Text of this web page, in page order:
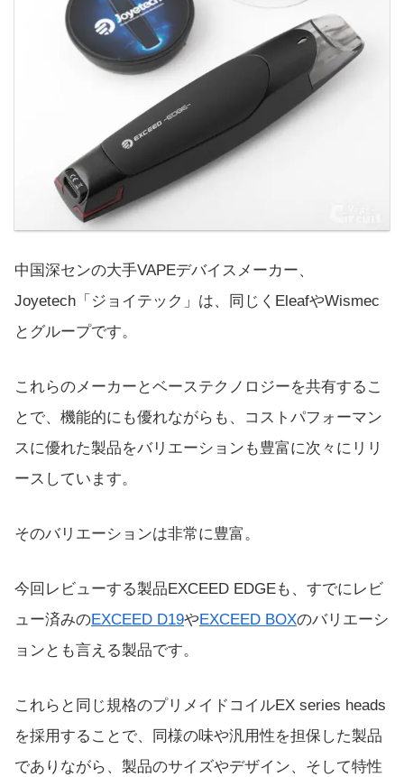
中国深センの大手VAPEデバイスメーカー、
Joyetech「ジョイテック」は、同じくEleafやWismec
とグループです。
これらのメーカーとベーステクノロジーを共有するこ
とで、機能的にも優れながらも、コストパフォーマン
スに優れた製品をバリエーションも豊富に次々にリリ
ースしています。
そのバリエーションは非常に豊富。
今回レビューする製品EXCEED EDGEも、すでにレビ
ュー済みのEXCEED D19や EXCEED BOXのバリエーシ
ョンとも言える製品です。
これらと同じ規格のプリメイドコイルEX series heads
を採用することで、同様の味や汎用性を担保した製品
でありながら、製品のサイズやデザイン、そして特性